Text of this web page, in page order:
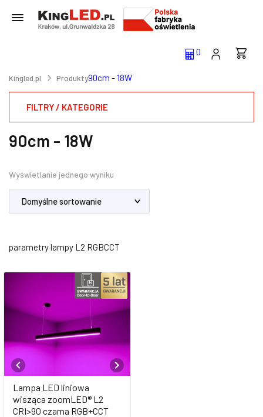
0
Kingled.pl Produkty90cm - 18W
90cm - 18W
Wyświetlanie jednego wyniku
parametry lampy L2 RGBCCT
Lampa LED liniowa
wisząca zoomLED® L2
CRI>90 czarna RGB+CCT
FILTRY / KATEGORIE